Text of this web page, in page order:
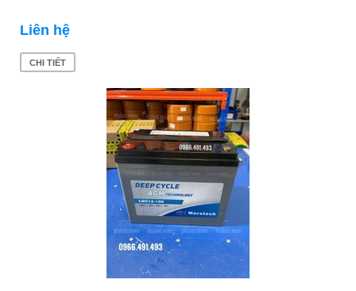
Liên hệ
CHI TIẾT